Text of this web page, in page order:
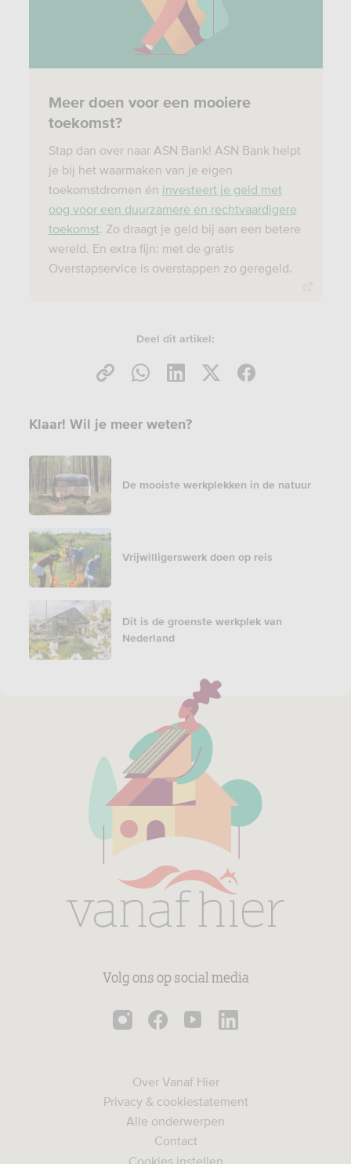
Meer doen voor een mooiere
toekomst?
Stap dan over naar ASN Bank! ASN Bank helpt
je bij het waarmaken van je eigen
toekomstdromen én investeert je geld met
oog voor een duurzamere en rechtvaardigere
toekomst. Zo draagt je geld bij aan een betere
wereld. En extra fijn: met de gratis
Overstapservice is overstappen zo geregeld.
Deel dit artikel:
Klaar! Wil je meer weten?
De mooiste werkplekken in de natuur
Vrijwilligerswerk doen op reis
Dit is de groenste werkplek van
Nederland
Volg ons op social media
Over Vanaf Hier
Privacy & cookiestatement
Alle onderwerpen
Contact
Cookies instellen